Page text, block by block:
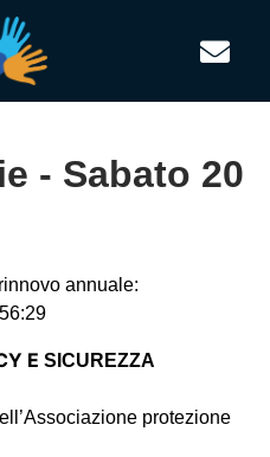
- Sabato 20
annuale:
E SICUREZZA
protezione